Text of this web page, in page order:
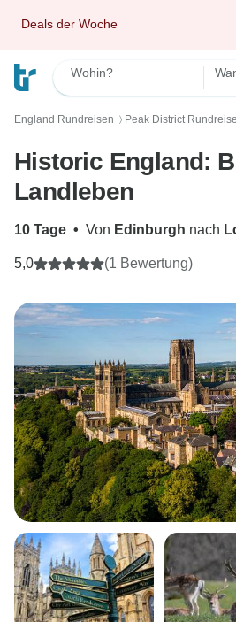
Deals der Woche
Wohin?
England Rundreisen 〉 Peak District
Historic England:
Landleben
10 Tage • Von Edinburgh nach
5,0 (1 Bewertung)